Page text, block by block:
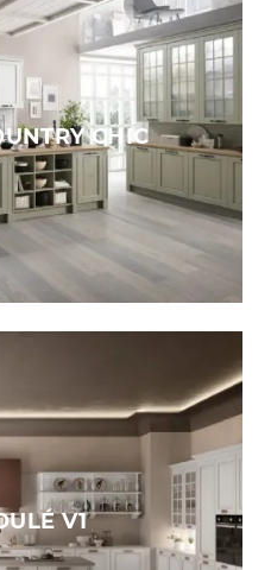
CHIC
V1